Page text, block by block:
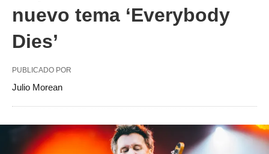
nuevo tema ‘Everybody
Dies’
PUBLICADO POR
Julio Morean